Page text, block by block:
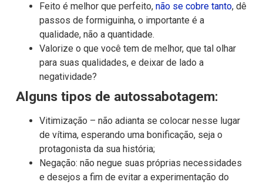
Feito é melhor que perfeito, não se cobre tanto, dê
passos de formiguinha, o importante é a
qualidade, não a quantidade.
Valorize o que você tem de melhor, que tal olhar
para suas qualidades, e deixar de lado a
negatividade?
Alguns tipos de autossabotagem:
Vitimização – não adianta se colocar nesse lugar
de vítima, esperando uma bonificação, seja o
protagonista da sua história;
Negação: não negue suas próprias necessidades
e desejos a fim de evitar a experimentação do